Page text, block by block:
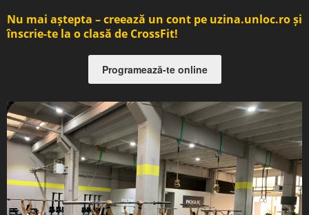
Nu mai aștepta – creează un cont pe uzina.unloc.ro și
înscrie-te la o clasă de CrossFit!
Programează-te online